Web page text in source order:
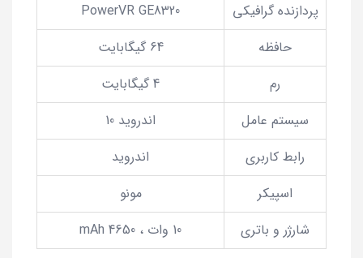
پردازنده گرافیکی
PowerVR GE8320
حافظه
64 گیگابایت
رم
4 گیگابایت
سیستم عامل
اندروید 10
رابط کاربری
اندروید
اسپیکر
مونو
شارژر و باتری
10 وات ، 4650 mAh